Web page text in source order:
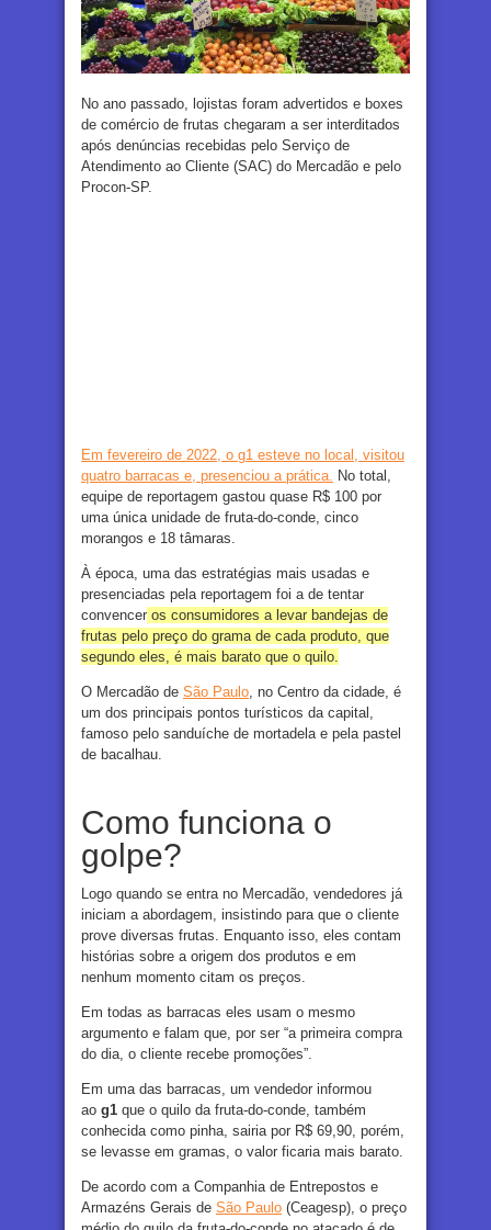
No ano passado, lojistas foram advertidos e boxes
de comércio de frutas chegaram a ser interditados
após denúncias recebidas pelo Serviço de
Atendimento ao Cliente (SAC) do Mercadão e pelo
Procon-SP.
Em fevereiro de 2022, o g1 esteve no local, visitou
quatro barracas e, presenciou a prática. No total,
equipe de reportagem gastou quase R$ 100 por
uma única unidade de fruta-do-conde, cinco
morangos e 18 tâmaras.
À época, uma das estratégias mais usadas e
presenciadas pela reportagem foi a de tentar
convencer os consumidores a levar bandejas de
frutas pelo preço do grama de cada produto, que
segundo eles, é mais barato que o quilo.
O Mercadão de São Paulo, no Centro da cidade, é
um dos principais pontos turísticos da capital,
famoso pelo sanduíche de mortadela e pela pastel
de bacalhau.
Como funciona o
golpe?
Logo quando se entra no Mercadão, vendedores já
iniciam a abordagem, insistindo para que o cliente
prove diversas frutas. Enquanto isso, eles contam
histórias sobre a origem dos produtos e em
nenhum momento citam os preços.
Em todas as barracas eles usam o mesmo
argumento e falam que, por ser “a primeira compra
do dia, o cliente recebe promoções”.
Em uma das barracas, um vendedor informou
ao g1 que o quilo da fruta-do-conde, também
conhecida como pinha, sairia por R$ 69,90, porém,
se levasse em gramas, o valor ficaria mais barato.
De acordo com a Companhia de Entrepostos e
Armazéns Gerais de São Paulo (Ceagesp), o preço